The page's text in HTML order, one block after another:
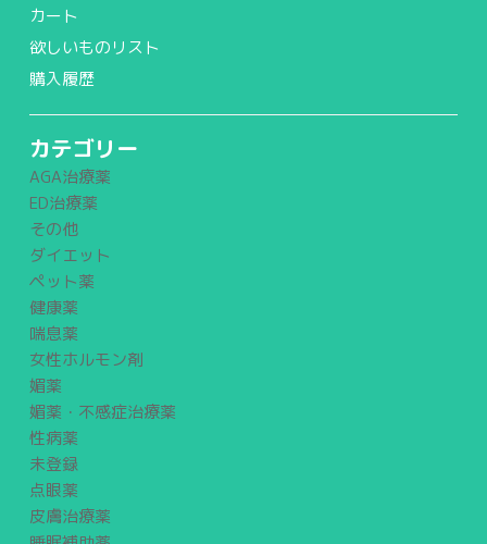
カート
欲しいものリスト
購入履歴
カテゴリー
AGA治療薬
ED治療薬
その他
ダイエット
ペット薬
健康薬
喘息薬
女性ホルモン剤
媚薬
媚薬・不感症治療薬
性病薬
未登録
点眼薬
皮膚治療薬